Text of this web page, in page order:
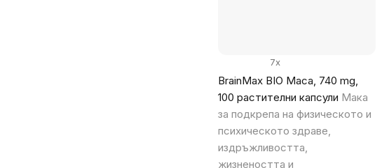
BrainMax BIO Maca, 740 mg,
100 растителни капсули Мака
за подкрепа на физическото и
психическото здраве,
издръжливостта,
жизнеността и
7x